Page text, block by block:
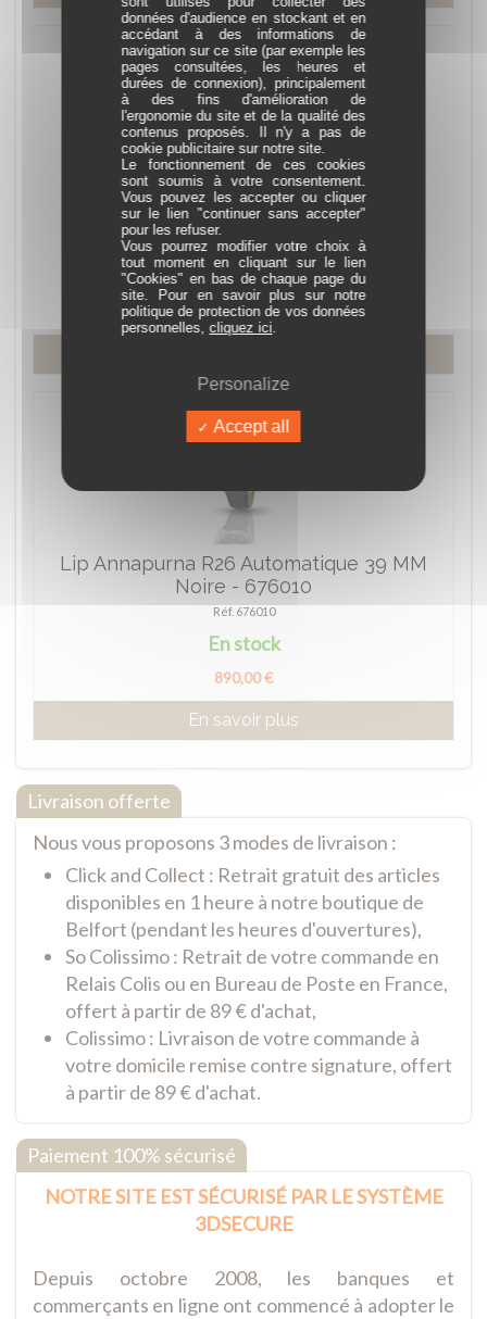
LYSE – Collier Doré en Argent 925 avec
Perles Blanches - AJF210134N
Réf. AJF210134N
En stock
139,00 €
Lip Annapurna R26 Automatique 39 MM
Noire - 676010
Réf. 676010
En stock
890,00 €
En savoir plus
Livraison offerte
Nous vous proposons 3 modes de livraison :
Click and Collect : Retrait gratuit des articles
disponibles en 1 heure à notre boutique de
Belfort (pendant les heures d'ouvertures),
So Colissimo : Retrait de votre commande en
Relais Colis ou en Bureau de Poste en France,
offert à partir de 89 € d'achat,
Colissimo : Livraison de votre commande à
votre domicile remise contre signature, offert
à partir de 89 € d'achat.
Paiement 100% sécurisé
NOTRE SITE EST SÉCURISÉ PAR LE SYSTÈME
3DSECURE
Depuis octobre 2008, les banques et
commerçants en ligne ont commencé à adopter le
données d'audience en stockant et en
accédant à des informations de
navigation sur ce site (par exemple les
pages consultées, les heures et
durées de connexion), principalement
à des fins d'amélioration de
l'ergonomie du site et de la qualité des
contenus proposés. Il n'y a pas de
cookie publicitaire sur notre site.
Le fonctionnement de ces cookies
sont soumis à votre consentement.
Vous pouvez les accepter ou cliquer
sur le lien "continuer sans accepter"
pour les refuser.
Vous pourrez modifier votre choix à
tout moment en cliquant sur le lien
"Cookies" en bas de chaque page du
site. Pour en savoir plus sur notre
politique de protection de vos données
personnelles,cliquez ici
Personalize
Accept all